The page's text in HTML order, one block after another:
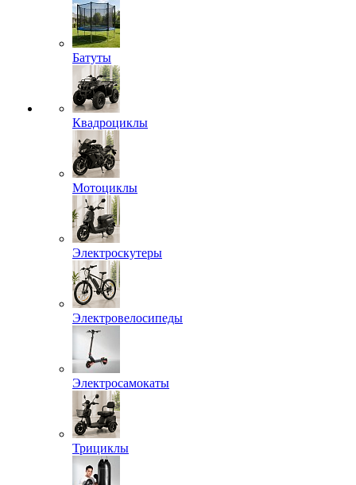
Батуты
Квадроциклы
Мотоциклы
Электроскутеры
Электровелосипеды
Электросамокаты
Трициклы